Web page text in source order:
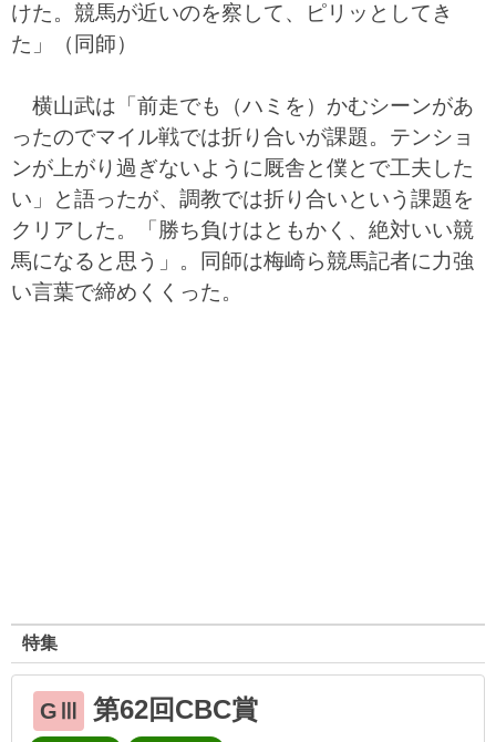
けた。競馬が近いのを察して、ピリッとしてき
た」（同師）
横山武は「前走でも（ハミを）かむシーンがあ
ったのでマイル戦では折り合いが課題。テンショ
ンが上がり過ぎないように厩舎と僕とで工夫した
い」と語ったが、調教では折り合いという課題を
クリアした。「勝ち負けはともかく、絶対いい競
馬になると思う」。同師は梅崎ら競馬記者に力強
い言葉で締めくくった。
特集
GⅢ 第62回CBC賞